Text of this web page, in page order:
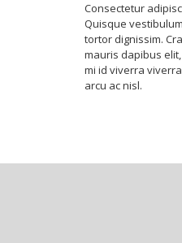
Consectetur
Quisque
tortor dignissim.
mauris dapibus
mi id viverra
arcu ac nisl.